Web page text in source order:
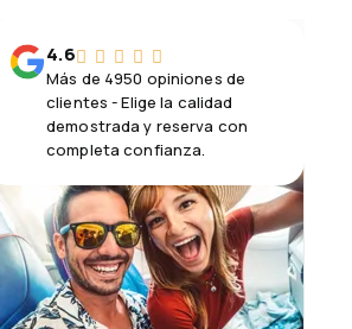
4.6
Más de 4950 opiniones de
clientes - Elige la calidad
demostrada y reserva con
completa confianza.